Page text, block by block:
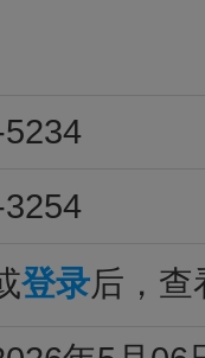
登录后，查